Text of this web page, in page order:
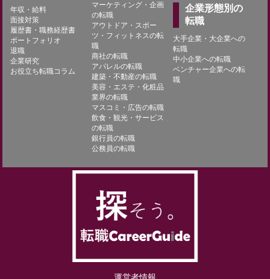
年収・給料
面接対策
履歴書・職務経歴書
ポートフォリオ
退職
企業研究
お役立ち転職コラム
マーケティング・企画
の転職
アウトドア・スポー
ツ・フィットネスの転
職
商社の転職
アパレルの転職
建築・不動産の転職
美容・エステ・化粧品
業界の転職
マスコミ・広告の転職
飲食・観光・サービス
の転職
銀行員の転職
公務員の転職
企業形態別の
転職
大手企業・大企業への
転職
中小企業への転職
ベンチャー企業への転
職